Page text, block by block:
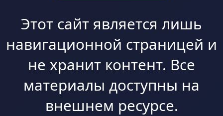
Этот сайт является лишь
навигационной страницей и
не хранит контент. Все
материалы доступны на
внешнем ресурсе.